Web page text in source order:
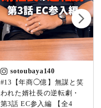
sotoubaya140
#13【年商◯億】無謀と笑
われた婿社長の逆転劇・
第3話 EC参入編 【全4